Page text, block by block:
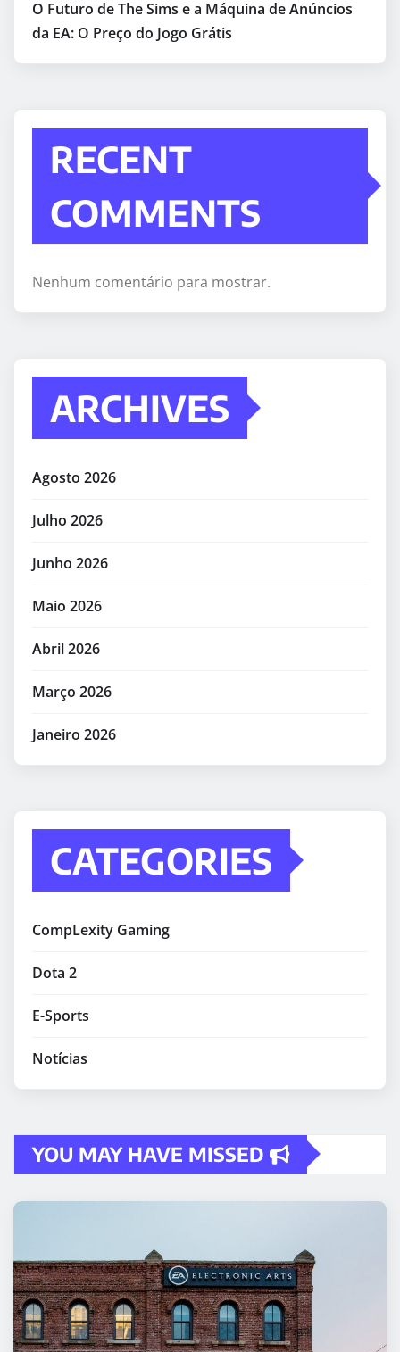
O Futuro de The Sims e a Máquina de Anúncios
da EA: O Preço do Jogo Grátis
RECENT
COMMENTS
Nenhum comentário para mostrar.
ARCHIVES
Agosto 2026
Julho 2026
Junho 2026
Maio 2026
Abril 2026
Março 2026
Janeiro 2026
CATEGORIES
CompLexity Gaming
Dota 2
E-Sports
Notícias
YOU MAY HAVE MISSED